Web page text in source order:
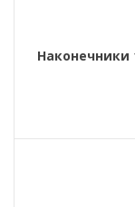
Наконечники